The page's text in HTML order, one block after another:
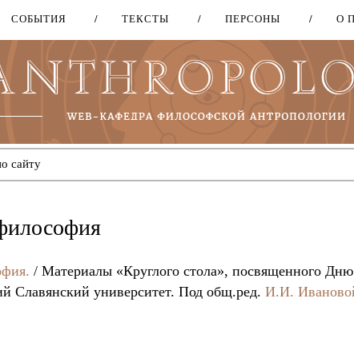
Перейти
основному
содержанию
СОБЫТИЯ ТЕКСТЫ ПЕРСОНЫ О
/ Материалы «Круглого стола», посвященного
университет. Под общ.ред. И.И.